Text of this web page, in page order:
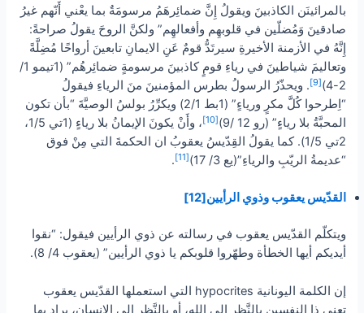
بالمرائينَن الكاذبينَ ويقولُ إِنَّ ضمائِرهَمُ مرسومَةٌ بما يعْني أَنّهم غيرُ
صادقينَ وَمُضلّين في قلوبهِم وأفعالهِم” ولكنَّ الروحَ يقولُ صراحةً:
إِنَّهُ في الأزمنة الأخيرةِ سيرتَدُّ قومٌ عَنِ الايمانِ تابعينَ أرواحًا مُضِلَّةً
وتعاليمَ شياطينَ في رياءِ قومٍ كاذبينَ مرسومةٍ ضمائِرهُم” (1تيمو 1/
2-4)
[9]
. ويحذّرُ الرسولُ بطرس المؤمنينَ منَ الرياءِ فيقولُ
“اِطرحوا كُلَّ مكرٍ ورياءٍ” (1بط 2/1) ويكرِّرُ بولسُ الوصيَّةَ “بأن تكون
المحبَّةُ بلا رياءٍ” (رو 12 /9)
[10]
، وأَنْ يكونَ الإيمانُ بلا رياءٍ (1تي 1/5،
2تي 1/5). كما يقولُ القِدّيسُ يعقوبُ ان الحكمةَ التي مِنْ فوق
“عديمةُ الريّبِ والرياءِ”(يع 3/ 17)
[11]
.
القدّيس يعقوب وذوي الرأيين[12]
ويتكلّم القدّيس يعقوب في رسالته عن ذوي الرأيين فيقول: “نقوا
أيديكم أيها الخطأة وطهّروا قلوبكم يا ذوي الرأيين” (يعقوب 4/ 8).
إن الكلمة اليونانية hypocrites التي استعملها القدّيس يعقوب
تعني ذا النفسين بالنَّظر الى الله، أو بالنَّظر الى الإنسان، يراد بها